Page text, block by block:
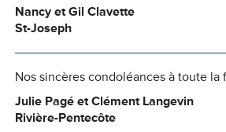
Nancy et Gil Clavette
St-Joseph
Nos sincères condoléances à toute
Julie Pagé et Clément Langevin
Rivière-Pentecôte